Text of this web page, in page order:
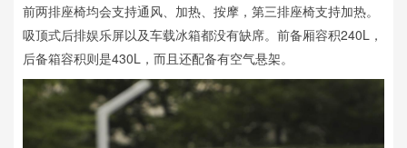
前两排座椅均会支持通风、加热、按摩，第三排座椅支持加热。
吸顶式后排娱乐屏以及车载冰箱都没有缺席。前备厢容积240L，
后备箱容积则是430L，而且还配备有空气悬架。